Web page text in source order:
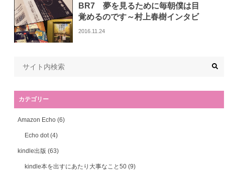
BR7 夢を見るために毎朝僕は目
覚めるのです～村上春樹インタビ
ュー集1997-2011～
2016.11.24
カテゴリー
Amazon Echo(6)
Echo dot(4)
kindle出版(63)
kindle本を出すにあたり大事なこと50(9)